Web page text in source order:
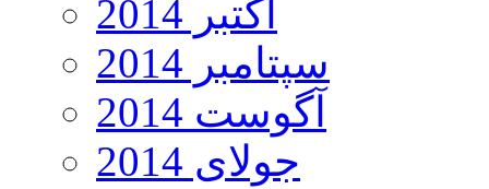
اکتبر 2014
سپتامبر 2014
آگوست 2014
جولای 2014